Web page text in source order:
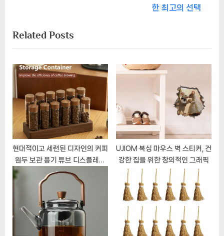
o
u
s
P
s
t
:
t
P
o
s
:
한 최고의 선택
Related Posts
현대적이고 세련된 디자인의 커피
원두 보관 용기 튜브 디스플레이
랙
UJIOM 복싱 마우스 벽 스티커, 건
강한 집을 위한 창의적인 그래픽